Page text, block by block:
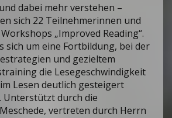
dabei mehr verstehen –
sich 22 Teilnehmerinnen und
„Improved Reading“.
sich um eine Fortbildung, bei der
und gezieltem
die Lesegeschwindigkeit
Lesen deutlich gesteigert
Unterstützt durch die
vertreten durch Herrn